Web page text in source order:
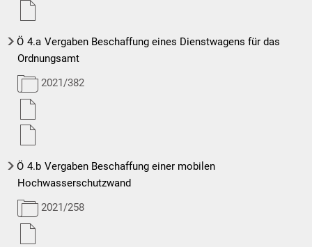
Ö 4.a Vergaben Beschaffung eines Dienstwagens für das
Ordnungsamt
2021/382
Ö 4.b Vergaben Beschaffung einer mobilen
Hochwasserschutzwand
2021/258